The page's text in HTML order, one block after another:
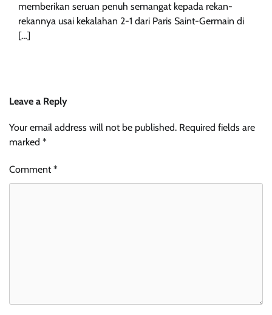
memberikan seruan penuh semangat kepada rekan-
rekannya usai kekalahan 2-1 dari Paris Saint-Germain di
[…]
Leave a Reply
Your email address will not be published. Required fields are
marked *
Comment*